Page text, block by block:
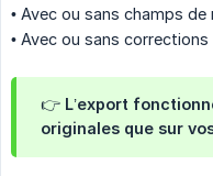
• Avec ou sans champs de
• Avec ou sans corrections
👉 L’export
originales que sur